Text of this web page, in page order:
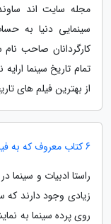
سینمایی دنیا به
کارگردانان صاحب
تمام تاریخ سینما
از بهترین فیلم های
6 کتاب معروف که به فیلم هایی به یاد ماندنی تبدیل شدند
راستا ادبیات و
زیادی وجود دارند که
روی پرده سینما به